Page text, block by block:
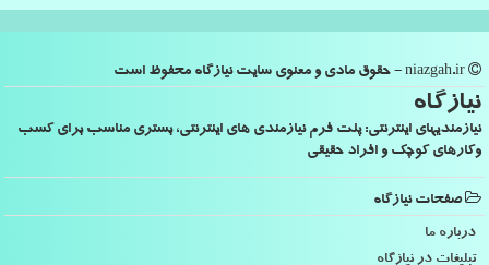
نیازگاه
نیازمندیهای اینترنتی: پلت فرم نیازمندی های اینترنتی، بستری مناسب برای کسب
وکارهای کوچک و افراد حقیقی
صفحات نیازگاه
درباره ما
تبلیغات در نیازگاه